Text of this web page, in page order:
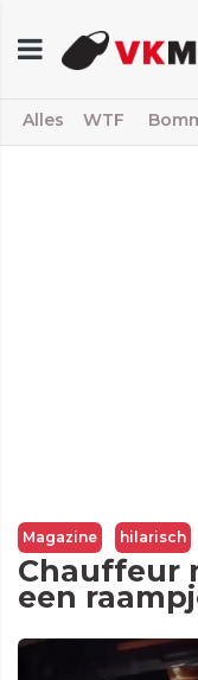
Alles WTF
Magazine hilarisch
Chauffeur
een